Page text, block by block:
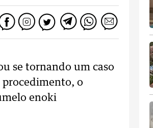
se tornando um caso
o
enoki